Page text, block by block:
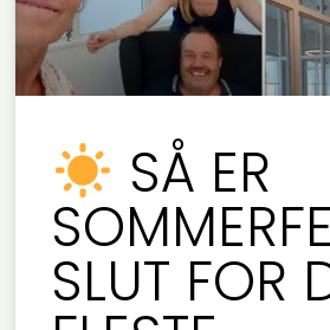
SÅ ER
SLUT FOR